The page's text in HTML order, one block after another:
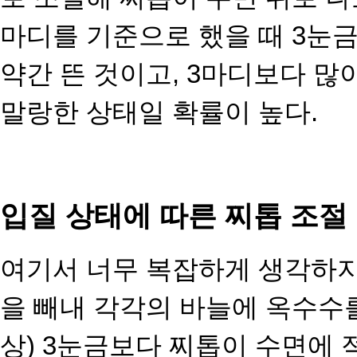
마디를 기준으로 했을 때 3눈
약간 뜬 것이고, 3마디보 다 많
말랑한 상태일 확률이 높다.
입질 상태에 따른 찌톱 조절
여기서 너무 복잡하게 생각하
을 빼내 각각의 바늘에 옥수수
상) 3눈금보다 찌톱이 수면에